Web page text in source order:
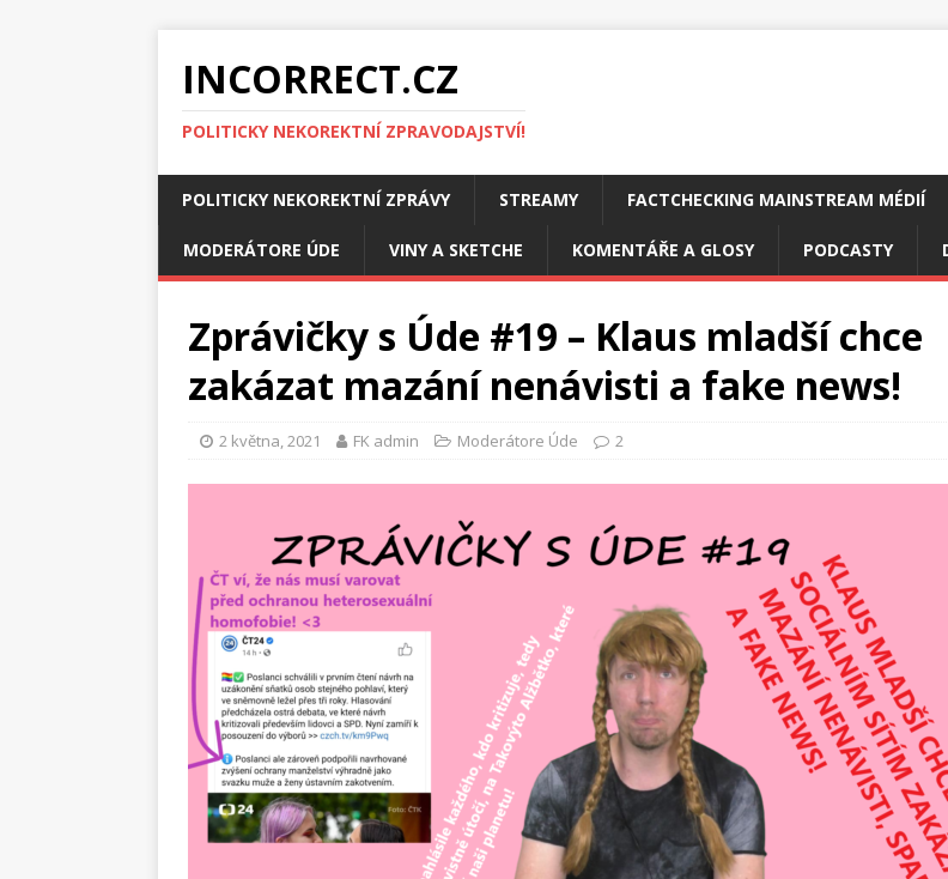
INCORRECT.CZ
POLITICKY NEKOREKTNÍ ZPRAVODAJSTVÍ!
POLITICKY NEKOREKTNÍ ZPRÁVY STREAMY FACTCHECKING MAINSTREAM MÉDIÍ
MODERÁTORE ÚDE VINY A SKETCHE KOMENTÁŘE A GLOSY PODCASTY
Zprávičky s Úde #19 – Klaus mladší chce
zakázat mazání nenávisti a fake news!
2 května, 2021 FK admin Moderátore Úde 2